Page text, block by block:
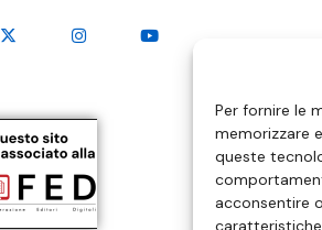
Per fornire le
memorizzare
queste
acconsentire